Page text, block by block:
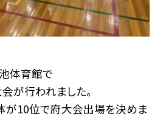
体育館で
が行われました。
が10位で府大会出場を決めま